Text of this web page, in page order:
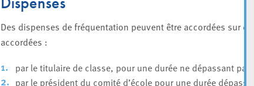
Des dispenses de fréquentation peuvent être accordées sur
accordées :
par le titulaire de classe, pour une durée ne dépassant pas
par le président du comité d’école pour une durée